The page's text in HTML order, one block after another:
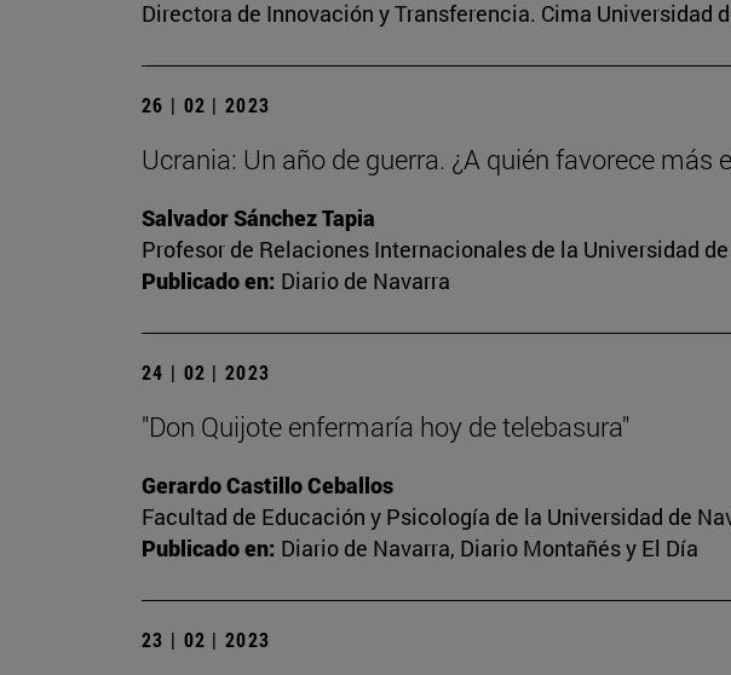
Directora de Innovación y Transferencia. Cima Universidad
26 | 02 | 2023
Ucrania: Un año de guerra. ¿A quién favorece
Salvador Sánchez Tapia
Profesor de Relaciones Internacionales de la Universidad
Publicado en: Diario de Navarra
24 | 02 | 2023
"Don Quijote enfermaría hoy de telebasura"
Gerardo Castillo Ceballos
Facultad de Educación y Psicología de la Universidad de
Publicado en: Diario de Navarra, Diario Montañés y El Día
23 | 02 | 2023